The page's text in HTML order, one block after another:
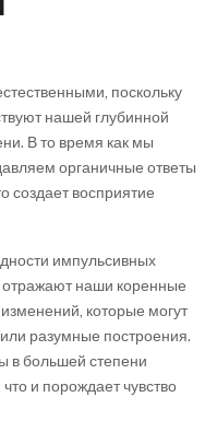
поскольку
нашей глубинной
В то время как мы
органичные ответы
создает восприятие
импульсивных
отражают наши коренные
которые могут
разумные построения.
в большей степени
и порождает чувство